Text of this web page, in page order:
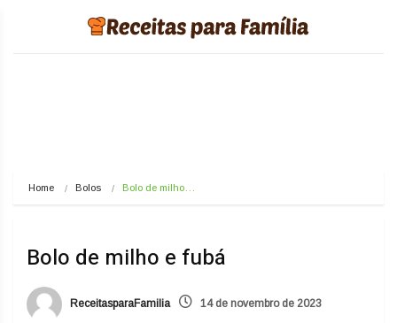
Home Bolos Bolo de milho…
Bolo de milho e fubá
ReceitasparaFamilia 14 de novembro de 2023